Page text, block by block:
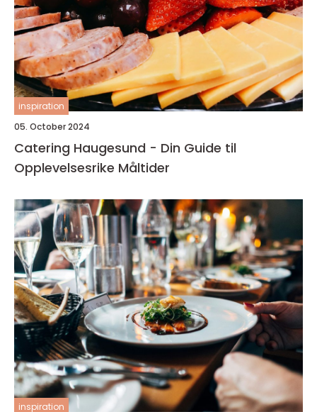
inspiration
05. October 2024
Catering Haugesund - Din Guide til
Opplevelsesrike Måltider
inspiration